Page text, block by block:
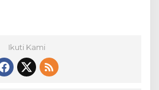
Ikuti Kami